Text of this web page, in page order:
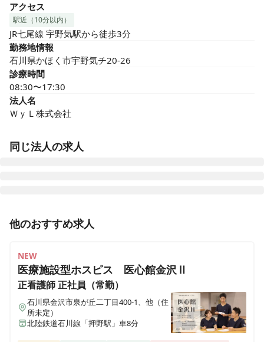
アクセス
駅近（10分以内）
JR七尾線 宇野気駅から徒歩3分
勤務地情報
石川県かほく市宇野気チ20-26
診療時間
08:30〜17:30
法人名
ＷｙＬ株式会社
同じ法人の求人
東京都葛飾区細田五丁目19-3
ウィル訪問看護ステーション住吉チーム
東京都江東区猿江1-18-9 前田ビル2F-204
ウィル訪問看護ステーション江戸川
東京都江戸川区中央四丁目11-8 アルカディア親水公園ビル 地下1階
他のおすすめ求人
NEW
医療施設型ホスピス 医心館金沢Ⅱ
正看護師正社員（常勤）
石川県金沢市泉が丘二丁目400-1、他（住
所未定）
北陸鉄道石川線「押野駅」車8分